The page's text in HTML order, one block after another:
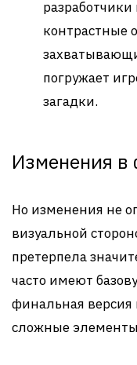
контрастные
погружает
загадки.
Изменения в
Но изменения не
визуальной
претерпела
часто имеют
финальная версия
сложные